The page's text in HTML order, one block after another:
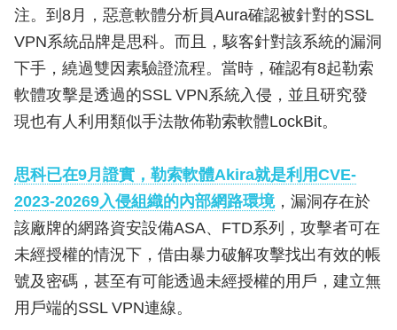
注。到8月，惡意軟體分析員Aura確認被針對的SSL
VPN系統品牌是思科。而且，駭客針對該系統的漏洞
下手，繞過雙因素驗證流程。當時，確認有8起勒索
軟體攻擊是透過的SSL VPN系統入侵，並且研究發
現也有人利用類似手法散佈勒索軟體LockBit。
思科已在9月證實，勒索軟體Akira就是利用CVE-
2023-20269入侵組織的內部網路環境，漏洞存在於
該廠牌的網路資安設備ASA、FTD系列，攻擊者可在
未經授權的情況下，借由暴力破解攻擊找出有效的帳
號及密碼，甚至有可能透過未經授權的用戶，建立無
用戶端的SSL VPN連線。